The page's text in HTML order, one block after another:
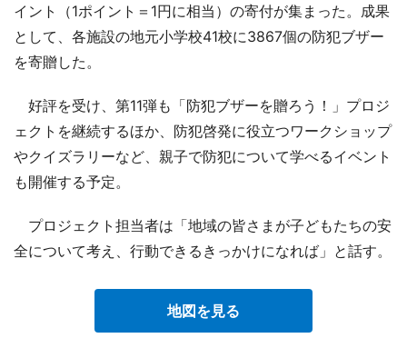
イント（1ポイント＝1円に相当）の寄付が集まった。成果
として、各施設の地元小学校41校に3867個の防犯ブザー
を寄贈した。
好評を受け、第11弾も「防犯ブザーを贈ろう！」プロジ
ェクトを継続するほか、防犯啓発に役立つワークショップ
やクイズラリーなど、親子で防犯について学べるイベント
も開催する予定。
プロジェクト担当者は「地域の皆さまが子どもたちの安
全について考え、行動できるきっかけになれば」と話す。
地図を見る